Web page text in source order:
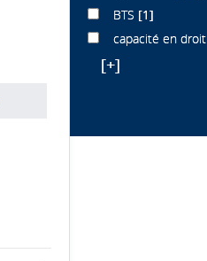
BTS [1]
capacité en droit
[+]